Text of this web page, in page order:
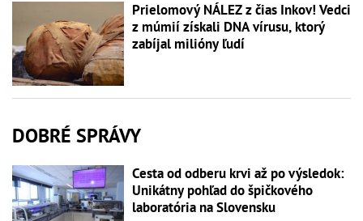
Prielomový NÁLEZ z čias Inkov! Vedci
z múmií získali DNA vírusu, ktorý
zabíjal milióny ľudí
DOBRÉ SPRÁVY
Cesta od odberu krvi až po výsledok:
Unikátny pohľad do špičkového
laboratória na Slovensku